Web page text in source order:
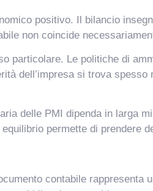
positivo. Il bilancio
non coincide
particolare. Le politiche di
dell’impresa si trova
delle PMI dipenda in larga
permette di prendere
contabile rappresenta